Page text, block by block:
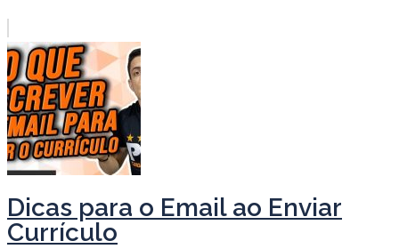
Dicas para o Email ao Enviar
Currículo